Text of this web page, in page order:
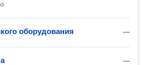
—
оборудования
—